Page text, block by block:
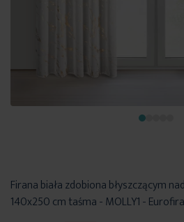
Firana biała zdobiona błyszczącym
140x250 cm taśma - MOLLY1 -